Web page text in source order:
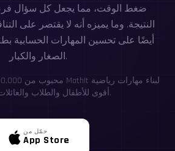
ضغط الوقت، مما يجعل كل سؤال
النتيجة. وما يميزه أنه لا يقتصر على
أيضًا على تحسين المهارات الحسابية
الصغار والكبار.
أقوى للأطفال والطلاب والعائلات والبالغين.
حمّل من
App Store